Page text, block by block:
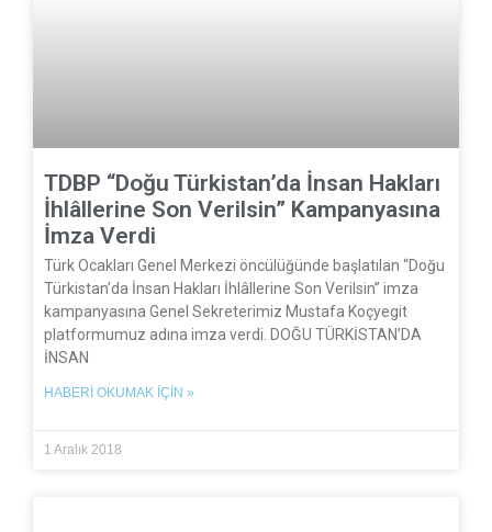
TDBP “Doğu Türkistan’da İnsan Hakları
İhlâllerine Son Verilsin” Kampanyasına
İmza Verdi
Türk Ocakları Genel Merkezi öncülüğünde başlatılan “Doğu
Türkistan’da İnsan Hakları İhlâllerine Son Verilsin” imza
kampanyasına Genel Sekreterimiz Mustafa Koçyegit
platformumuz adına imza verdi. DOĞU TÜRKİSTAN’DA
İNSAN
HABERI OKUMAK İÇIN »
1 Aralık 2018